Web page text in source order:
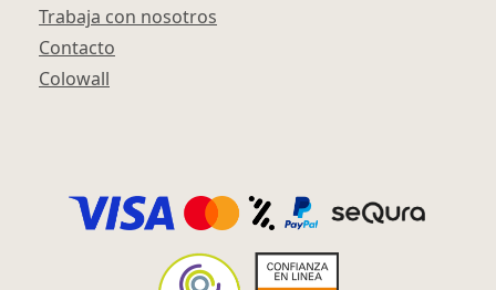
Trabaja con nosotros
Contacto
Colowall